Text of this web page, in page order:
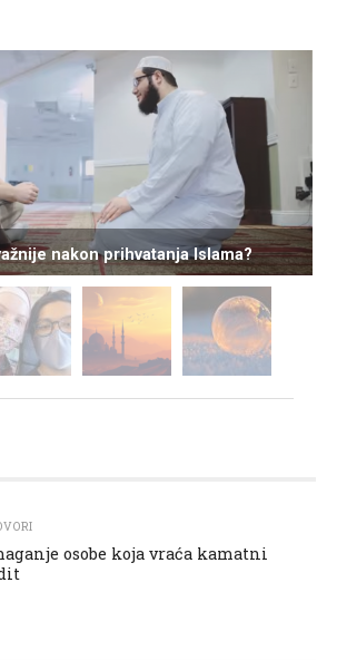
nakon prihvatanja Islama?
osobe koja vraća kamatni